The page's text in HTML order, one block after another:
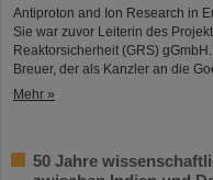
Antiproton and Ion Research in
Sie war zuvor Leiterin des
Reaktorsicherheit (GRS)
Breuer, der als Kanzler an die
Mehr »
50 Jahre